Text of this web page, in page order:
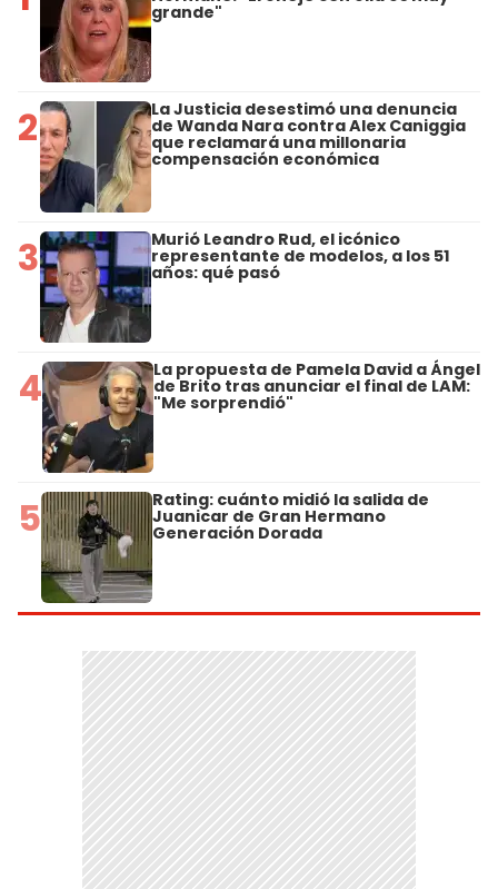
grande"
2 La Justicia desestimó una denuncia
de Wanda Nara contra Alex Caniggia
que reclamará una millonaria
compensación económica
3 Murió Leandro Rud, el icónico
representante de modelos, a los 51
años: qué pasó
4 La propuesta de Pamela David a Ángel
de Brito tras anunciar el final de LAM:
"Me sorprendió"
5 Rating: cuánto midió la salida de
Juanicar de Gran Hermano
Generación Dorada